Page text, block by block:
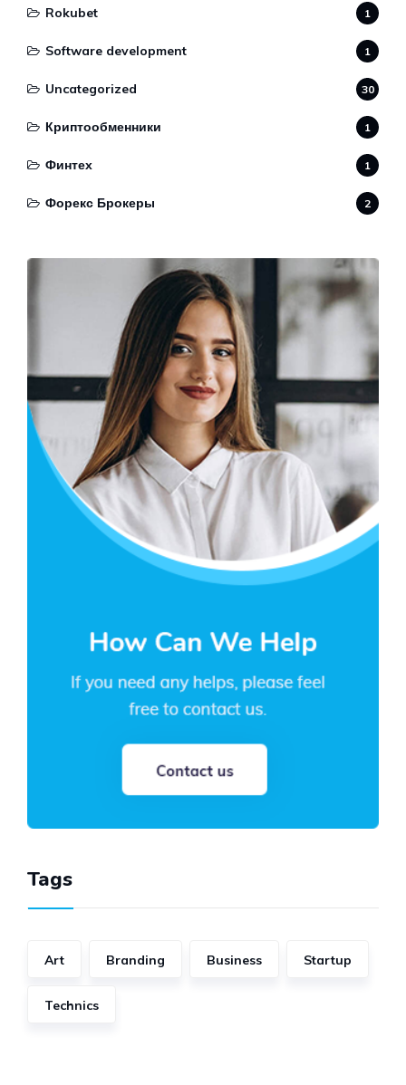
Rokubet 1
Software development 1
Uncategorized 30
Криптообменники 1
Финтех 1
Форекс Брокеры 2
Tags
Art Branding Business Startup
Technics